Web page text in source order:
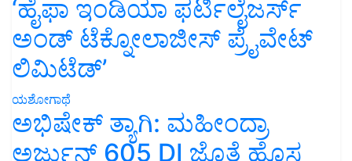
‘ಹೈಫಾ ಇಂಡಿಯಾ ಫರ್ಟಿಲೈಜರ್ಸ್
ಅಂಡ್ ಟೆಕ್ನೋಲಾಜೀಸ್ ಪ್ರೈವೇಟ್
ಲಿಮಿಟೆಡ್’
ಯಶೋಗಾಥೆ
ಅಭಿಷೇಕ್ ತ್ಯಾಗಿ: ಮಹೀಂದ್ರಾ
ಅರ್ಜುನ್ 605 DI ಜೊತೆ ಹೊಸ